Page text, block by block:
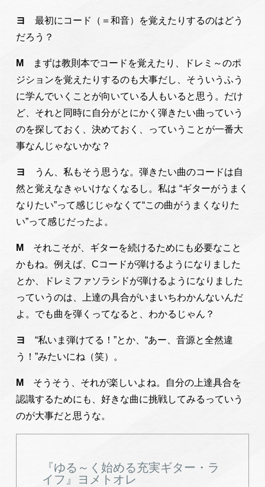
ヨ最初にコード（＝和音）を覚えたりするのはどう
だろう？
M
まずは教則本でコードを覚えたり、ドレミ～のポ
ジションを覚えたりするのも大事だし、そういうふう
に学んでいくことが向いている人もいると思う。だけ
ど、それと同時に自分がとにかく弾きたい曲っていう
のを探しておく、決めておく、っていうことが一番大
事なんじゃないかな？
ヨ
うん、私もそう思うな。弾きたい曲のコードは自
然と覚えなきゃいけなくなるし。私は “ギターがうまく
なりたい”って感じじゃなくて“この曲がうまくなりた
い”って感じだったよ。
M
それこそが、ギターを続けるためにも必要なこと
かもね。例えば、Cコードが弾けるようになりました
とか、ドレミファソラシドが弾けるようになりました
っていうのは、上達の具合がいまいちわかんないんだ
よ。でも曲を弾くってなると、わかるじゃん？
ヨ“私いま弾けてる！”とか、“あー、音源と全然違
う！”みたいにね（笑）。
M
そうそう、それが楽しいよね。自分の上達具合を
認識するためにも、好きな曲に挑戦してみるっていう
のが大事だと思うな。
『ゆる～く始める充実ギター・ラ
イフ』ヨメトオレ